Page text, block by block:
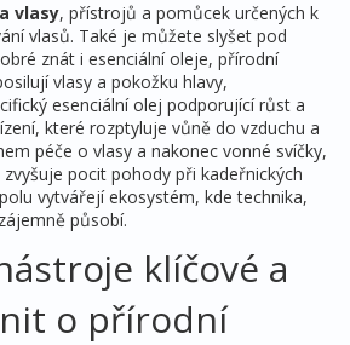
vlasy, přístrojů a pomůcek určených k
vlasů. Také je můžete slyšet pod
znát i esenciální oleje, přírodní
vlasy a pokožku hlavy,
esenciální olej podporující růst a
které rozptyluje vůně do vzduchu a
péče o vlasy a nakonec vonné svíčky,
pocit pohody při kadeřnických
vytvářejí ekosystém, kde technika,
působí.
klíčové a
o přírodní